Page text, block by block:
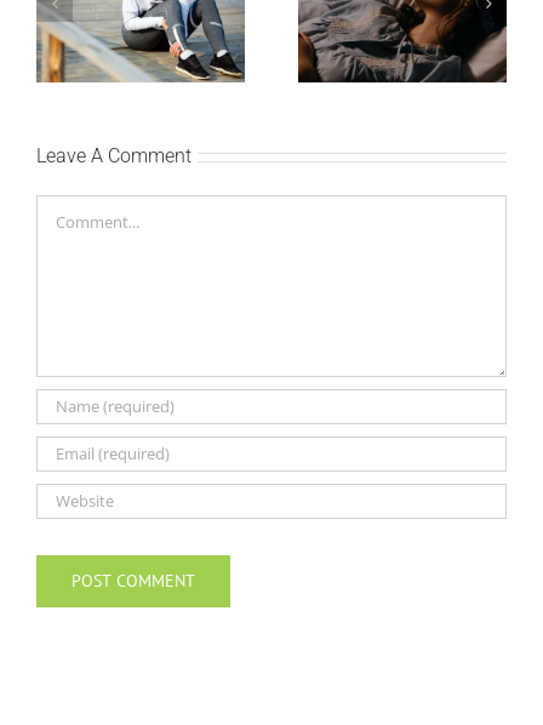
Treniraj pametno: Kako
da izbegneš povrede i
ostaneš u top formi
Zašto je važno da
spavaš 8 sati?
Leave A Comment